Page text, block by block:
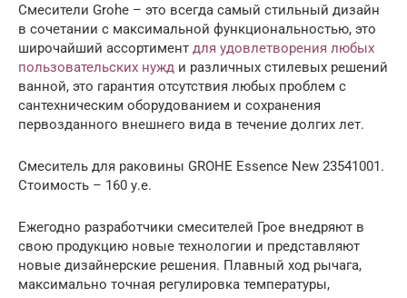
Смесители Grohe – это всегда самый стильный дизайн
в сочетании с максимальной функциональностью, это
широчайший ассортимент для удовлетворения любых
пользовательских нужд и различных стилевых решений
ванной, это гарантия отсутствия любых проблем с
сантехническим оборудованием и сохранения
первозданного внешнего вида в течение долгих лет.
Смеситель для раковины GROHE Essence New 23541001.
Стоимость – 160 у.е.
Ежегодно разработчики смесителей Грое внедряют в
свою продукцию новые технологии и представляют
новые дизайнерские решения. Плавный ход рычага,
максимально точная регулировка температуры,